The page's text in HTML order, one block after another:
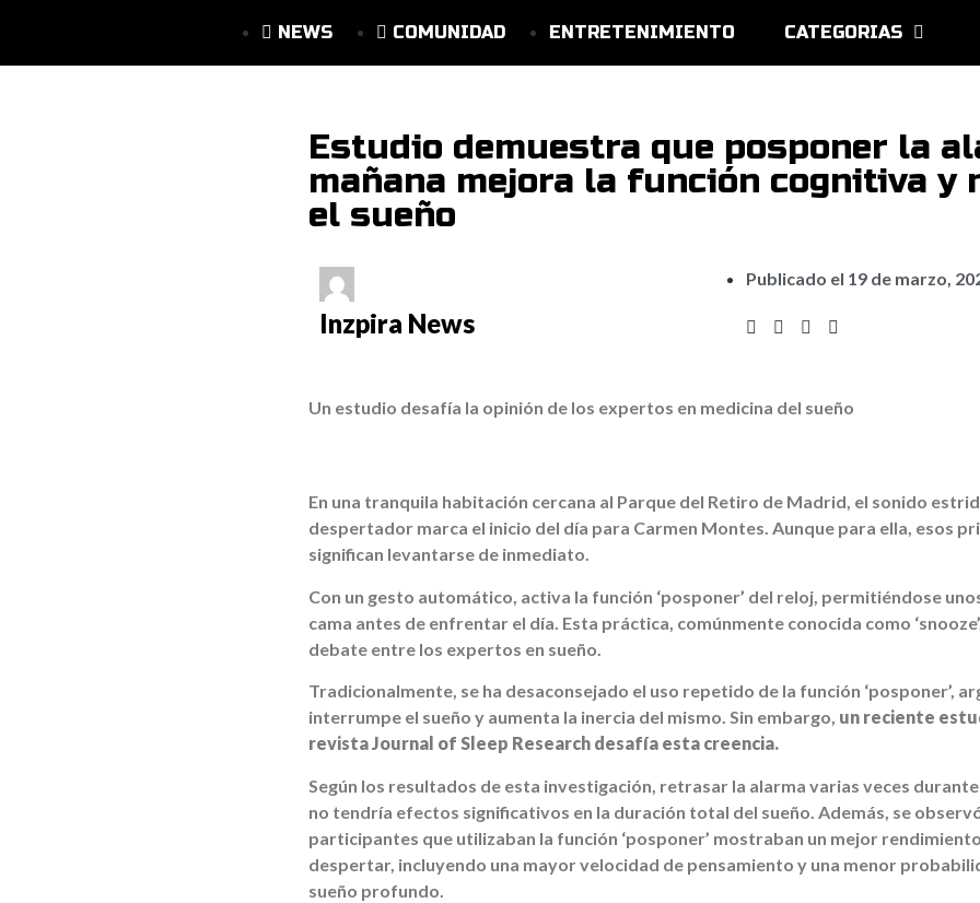
NEWS COMUNIDAD ENTRETENIMIENTO CATEGORIAS
Estudio demuestra que posponer la
mañana mejora la función cognitiva y
el sueño
Inzpira News
Publicado el 19 de marzo,
Un estudio desafía la opinión de los expertos en medicina del sueño
En una tranquila habitación cercana al Parque del Retiro de Madrid, el sonido
despertador marca el inicio del día para Carmen Montes. Aunque para ella, esos
significan levantarse de inmediato.
Con un gesto automático, activa la función ‘posponer’ del reloj, permitiéndose
cama antes de enfrentar el día. Esta práctica, comúnmente conocida como
debate entre los expertos en sueño.
Tradicionalmente, se ha desaconsejado el uso repetido de la función ‘posponer’,
interrumpe el sueño y aumenta la inercia del mismo. Sin embargo, un reciente
revista Journal of Sleep Research desafía esta creencia.
Según los resultados de esta investigación, retrasar la alarma varias veces
no tendría efectos significativos en la duración total del sueño. Además, se
participantes que utilizaban la función ‘posponer’ mostraban un mejor
despertar, incluyendo una mayor velocidad de pensamiento y una menor
sueño profundo.